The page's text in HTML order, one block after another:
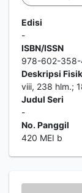
Edisi
-
ISBN/ISSN
978-602-
Deskripsi Fisik
viii, 238 hlm.;
Judul Seri
-
No. Panggil
420 MEI b